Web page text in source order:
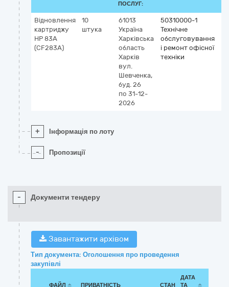
ПОСЛУГ:
Відновлення
картриджу
HP 83A
(CF283A)
10
штука
61013
Україна
Харківська
область
Харків
вул.
Шевченка,
буд. 26
по 31-12-
2026
50310000-1
Технічне
обслуговування
і ремонт офісної
техніки
+ Інформація по лоту
- Пропозиції
- Документи тендеру
Завантажити архівом
Тип документа: Оголошення про проведення
закупівлі
ФАЙЛ ПРИВАТНІСТЬ СТАН
ДАТА
ТА